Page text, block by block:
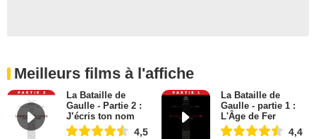
Meilleurs films à l'affiche
La Bataille de
Gaulle - Partie 2 :
J’écris ton nom
4,5
La Bataille de
Gaulle - partie 1 :
L'Âge de Fer
4,4